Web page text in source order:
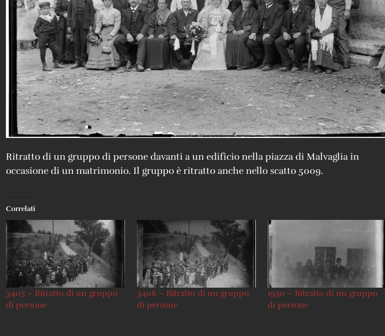
Ritratto di un gruppo di persone davanti a un edificio nella piazza di Malvaglia in
occasione di un matrimonio. Il gruppo è ritratto anche nello scatto 5009.
Correlati
3405 – Ritratto di un gruppo
di persone
3406 – Ritratto di un gruppo
di persone
1950 – Ritratto di un gruppo
di persone